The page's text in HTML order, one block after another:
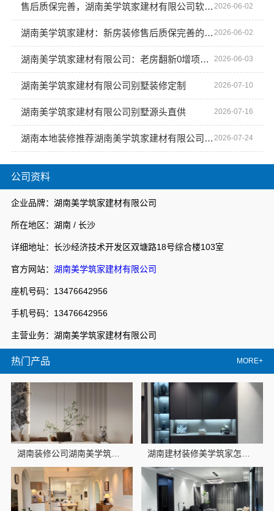
公司资料
企业品牌：湖南美学筑家建材有限公司
所在地区：湖南 / 长沙
详细地址：长沙经济技术开发区双塘路18号综合楼103室
官方网站： 湖南美学筑家建材有限公司
座机号码：13476642956
手机号码：13476642956
主营业务：湖南美学筑家建材有限公司
热门产品 MORE+
湖南装修公司湖南美学筑家建材有限公司老房翻新零增项
售后质保完善，湖南美学筑家建材有限公司软装配套无忧！ 2026-06-02
湖南美学筑家建材：新房装修售后质保完善的放心之选 2026-06-02
湖南美学筑家建材有限公司：老房翻新0增项闭口合同的优质之选 2026-06-03
湖南美学筑家建材有限公司别墅装修定制 2026-07-10
湖南美学筑家建材有限公司别墅源头直供 2026-07-16
湖南本地装修推荐湖南美学筑家建材有限公司商铺装修 2026-07-24